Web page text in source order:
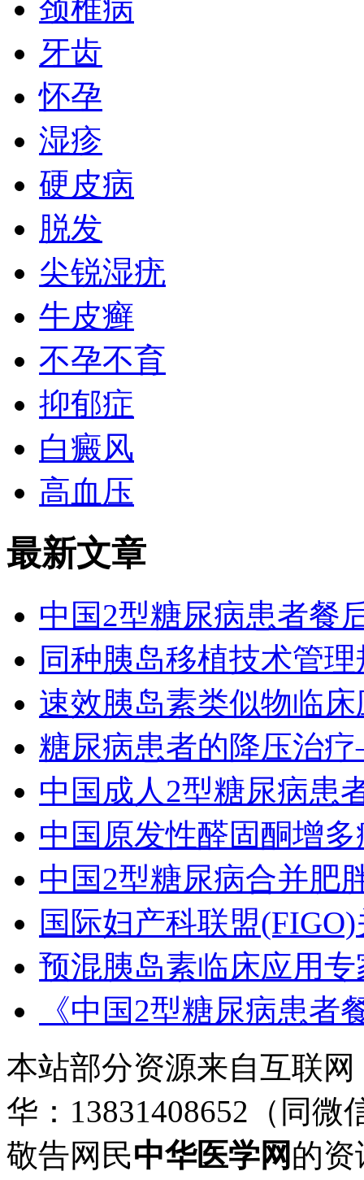
颈椎病
牙齿
怀孕
湿疹
硬皮病
脱发
尖锐湿疣
牛皮癣
不孕不育
抑郁症
白癜风
高血压
最新文章
中国2型糖尿病患者餐
同种胰岛移植技术管
速效胰岛素类似物临
糖尿病患者的降压治
中国成人2型糖尿病患
中国原发性醛固酮增
中国2型糖尿病合并肥
国际妇产科联盟
预混胰岛素临床应用
《中国2型糖尿病患者
本站部分资源来自互联
华：13831408652（同微
敬告网民中华医学网 的